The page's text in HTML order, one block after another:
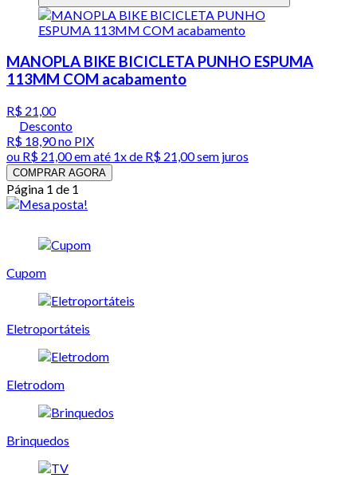
MANOPLA BIKE BICICLETA PUNHO ESPUMA
113MM COM acabamento
R$ 21,00
Desconto
R$ 18,90no PIX
ou R$ 21,00em até 1x de R$ 21,00sem juros
COMPRAR AGORA
Página 1 de 1
Cupom
Eletroportáteis
Eletrodom
Brinquedos